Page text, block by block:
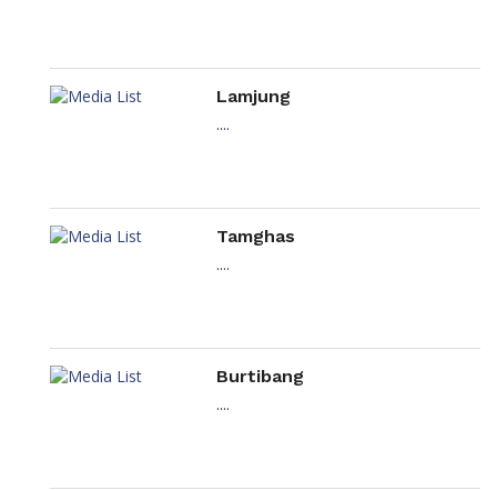
Lamjung
....
Tamghas
....
Burtibang
....